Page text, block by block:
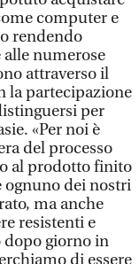
computer e
rendendo
numerose
attraverso il
la partecipazione
per
«Per noi è
del processo
al prodotto finito
ognuno dei nostri
ma anche
resistenti e
dopo giorno in
di essere